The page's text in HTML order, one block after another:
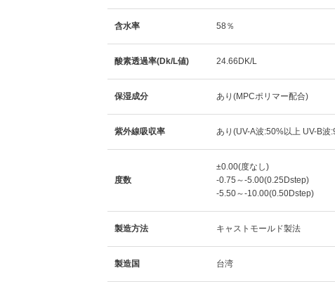
含水率 58％
酸素透過率(Dk/L値) 24.66DK/L
保湿成分 あり(MPCポリマー配合)
紫外線吸収率 あり(UV-A波:50%以上 UV-B波
度数
±0.00(度なし)
-0.75～-5.00(0.25Dstep)
-5.50～-10.00(0.50Dstep)
製造方法 キャストモールド製法
製造国 台湾